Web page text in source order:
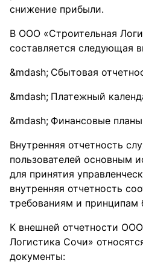
снижение прибыли.
В ООО «Строительная
составляется следующая
Сбытовая
Платежный
Финансовые
Внутренняя отчетность
пользователей основным
для принятия
внутренняя отчетность
требованиям и принципам
К внешней отчетности
Логистика Сочи»
документы: